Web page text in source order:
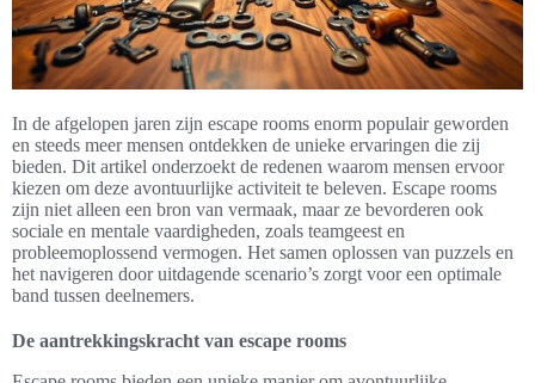
In de afgelopen jaren zijn escape rooms enorm populair geworden
en steeds meer mensen ontdekken de unieke ervaringen die zij
bieden. Dit artikel onderzoekt de redenen waarom mensen ervoor
kiezen om deze avontuurlijke activiteit te beleven. Escape rooms
zijn niet alleen een bron van vermaak, maar ze bevorderen ook
sociale en mentale vaardigheden, zoals teamgeest en
probleemoplossend vermogen. Het samen oplossen van puzzels en
het navigeren door uitdagende scenario’s zorgt voor een optimale
band tussen deelnemers.
De aantrekkingskracht van escape rooms